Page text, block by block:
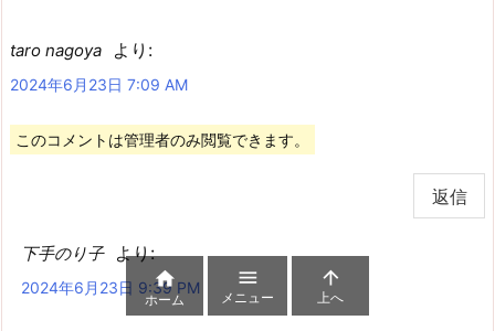
taro nagoya より:
2024年6月23日 7:09 AM
このコメントは管理者のみ閲覧できます。
返信
下手のり子 より:
2024年6月23日 9:39 PM

ホーム

メニュー

上へ